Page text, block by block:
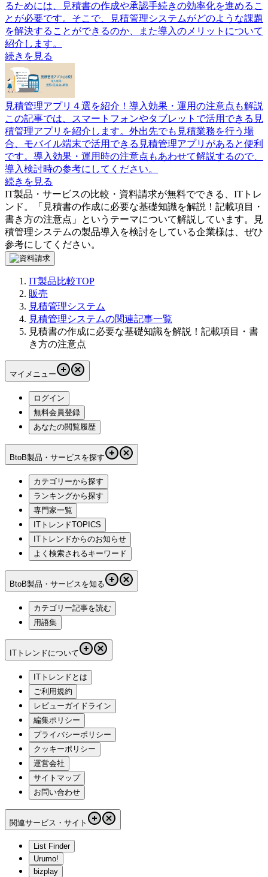
るためには、見積書の作成や承認手続きの効率化を進めるこ
とが必要です。そこで、見積管理システムがどのような課題
を解決することができるのか、また導入のメリットについて
紹介します。
続きを見る
見積管理アプリ４選を紹介！導入効果・運用の注意点も解説
この記事では、スマートフォンやタブレットで活用できる見
積管理アプリを紹介します。外出先でも見積業務を行う場
合、モバイル端末で活用できる見積管理アプリがあると便利
です。導入効果・運用時の注意点もあわせて解説するので、
導入検討時の参考にしてください。
続きを見る
IT製品・サービスの比較・資料請求が無料でできる、ITトレ
ンド。「 見積書の作成に必要な基礎知識を解説！記載項目・
書き方の注意点 」というテーマについて解説しています。
見
積管理システムの製品導入を検討をしている企業様は、ぜひ
参考にしてください。
IT製品比較TOP
販売
見積管理システム
見積管理システムの関連記事一覧
見積書の作成に必要な基礎知識を解説！記載項目・書
き方の注意点
マイメニュー
ログイン
無料会員登録
あなたの閲覧履歴
BtoB製品・サービスを探す
カテゴリーから探す
ランキングから探す
専門家一覧
ITトレンドTOPICS
ITトレンドからのお知らせ
よく検索されるキーワード
BtoB製品・サービスを知る
カテゴリー記事を読む
用語集
ITトレンドについて
ITトレンドとは
ご利用規約
レビューガイドライン
編集ポリシー
プライバシーポリシー
クッキーポリシー
運営会社
サイトマップ
お問い合わせ
関連サービス・サイト
List Finder
Urumo!
bizplay